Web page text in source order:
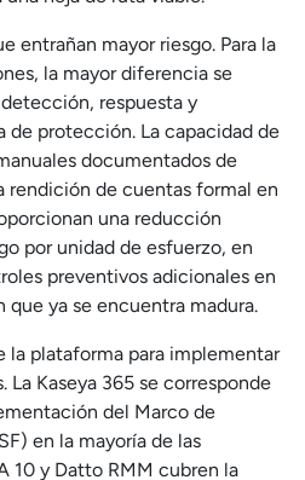
entrañan mayor riesgo. Para la
la mayor diferencia se
respuesta y
de protección. La capacidad de
documentados de
rendición de cuentas formal en
una reducción
por unidad de esfuerzo, en
preventivos adicionales en
ya se encuentra madura.
la plataforma para implementar
La Kaseya 365 se corresponde
del Marco de
en la mayoría de las
10 y Datto RMM cubren la